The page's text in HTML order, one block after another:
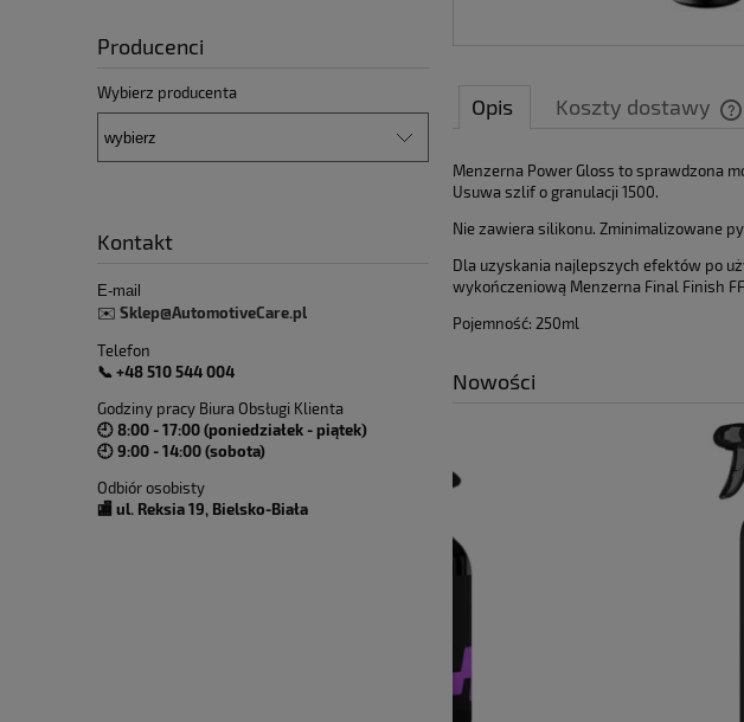
Producenci
Wybierz producenta
Kontakt
E-mail
✉️ Sklep@AutomotiveCare.pl
Telefon
📞 +48 510 544 004
Godziny pracy Biura Obsługi Klienta
🕘 8:00 - 17:00 (poniedziałek - piątek)
🕘 9:00 - 14:00 (sobota)
Odbiór osobisty
🏬 ul. Reksia 19, Bielsko-Biała
Opis Koszty dostawy
Menzerna Power Gloss to sprawdzona
Usuwa szlif o granulacji 1500.
Nie zawiera silikonu. Zminimalizowane
Dla uzyskania najlepszych efektów po
wykończeniową Menzerna Final Finish
Pojemność: 250ml
Nowości